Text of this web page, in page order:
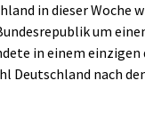
in dieser Woche
um
in einem einzigen
Deutschland nach